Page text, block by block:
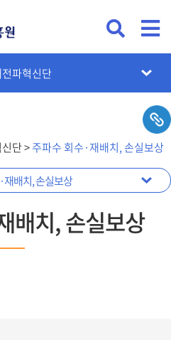
디어본부
송지원단
관리본부
반본부
신AX본부
파혁신단
격본부
단 >주파수 회수·재배치, 손실보상
무안내
조사·분석, 평가
비 실행기반 구축
재배치, 손실보상
사용 활성화
배치, 손실보상